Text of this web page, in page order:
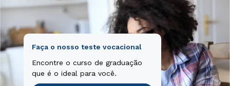
Faça o nosso teste vocacional
Encontre o curso de graduação
que é o ideal para você.